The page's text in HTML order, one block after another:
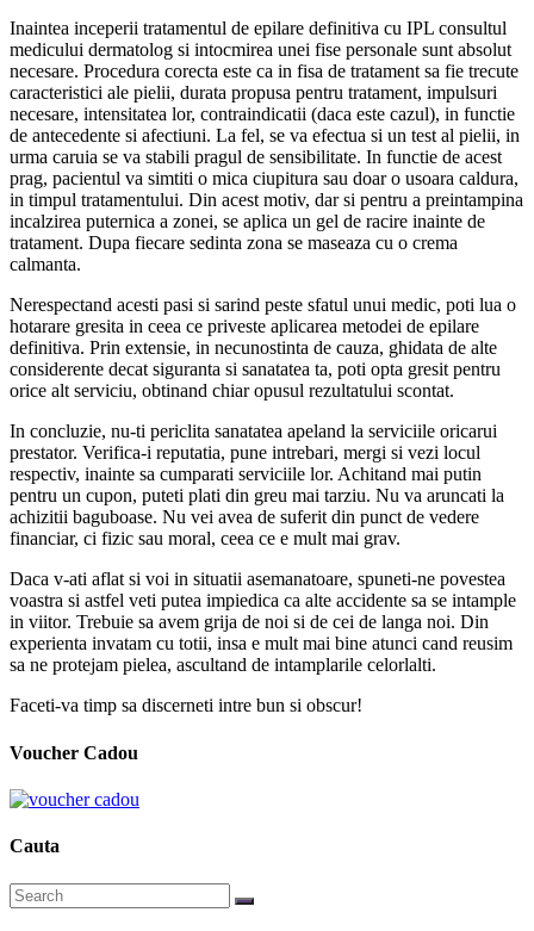
Inaintea inceperii tratamentul de epilare definitiva cu IPL consultul
medicului dermatolog si intocmirea unei fise personale sunt absolut
necesare. Procedura corecta este ca in fisa de tratament sa fie trecute
caracteristici ale pielii, durata propusa pentru tratament, impulsuri
necesare, intensitatea lor, contraindicatii (daca este cazul), in functie
de antecedente si afectiuni. La fel, se va efectua si un test al pielii, in
urma caruia se va stabili pragul de sensibilitate. In functie de acest
prag, pacientul va simtiti o mica ciupitura sau doar o usoara caldura,
in timpul tratamentului. Din acest motiv, dar si pentru a preintampina
incalzirea puternica a zonei, se aplica un gel de racire inainte de
tratament. Dupa fiecare sedinta zona se maseaza cu o crema
calmanta.
Nerespectand acesti pasi si sarind peste sfatul unui medic, poti lua o
hotarare gresita in ceea ce priveste aplicarea metodei de epilare
definitiva. Prin extensie, in necunostinta de cauza, ghidata de alte
considerente decat siguranta si sanatatea ta, poti opta gresit pentru
orice alt serviciu, obtinand chiar opusul rezultatului scontat.
In concluzie, nu-ti periclita sanatatea apeland la serviciile oricarui
prestator. Verifica-i reputatia, pune intrebari, mergi si vezi locul
respectiv, inainte sa cumparati serviciile lor. Achitand mai putin
pentru un cupon, puteti plati din greu mai tarziu. Nu va aruncati la
achizitii baguboase. Nu vei avea de suferit din punct de vedere
financiar, ci fizic sau moral, ceea ce e mult mai grav.
Daca v-ati aflat si voi in situatii asemanatoare, spuneti-ne povestea
voastra si astfel veti putea impiedica ca alte accidente sa se intample
in viitor. Trebuie sa avem grija de noi si de cei de langa noi. Din
experienta invatam cu totii, insa e mult mai bine atunci cand reusim
sa ne protejam pielea, ascultand de intamplarile celorlalti.
Faceti-va timp sa discerneti intre bun si obscur!
Voucher Cadou
Cauta